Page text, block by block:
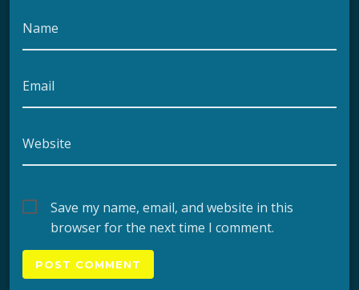
Name
Email
Website
Save my name, email, and website in this
browser for the next time I comment.